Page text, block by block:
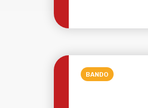
BANDO